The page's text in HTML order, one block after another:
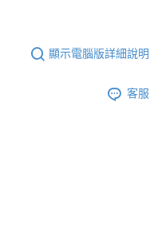
顯示電腦版詳細說明
客服